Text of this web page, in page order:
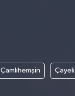
Çamlıhemşin Çayeli